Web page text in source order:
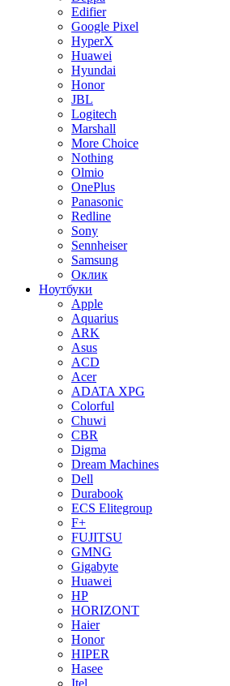
Edifier
Google Pixel
HyperX
Huawei
Hyundai
Honor
JBL
Logitech
Marshall
More Choice
Nothing
Olmio
OnePlus
Panasonic
Redline
Sony
Sennheiser
Samsung
Оклик
Ноутбуки
Apple
Aquarius
ARK
Asus
ACD
Acer
ADATA XPG
Colorful
Chuwi
CBR
Digma
Dream Machines
Dell
Durabook
ECS Elitegroup
F+
FUJITSU
GMNG
Gigabyte
Huawei
HP
HORIZONT
Haier
Honor
HIPER
Hasee